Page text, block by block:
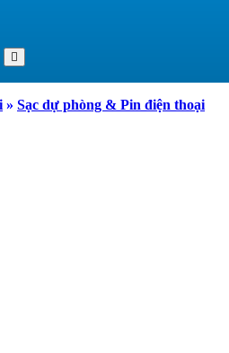
» Sạc dự phòng & Pin điện thoại